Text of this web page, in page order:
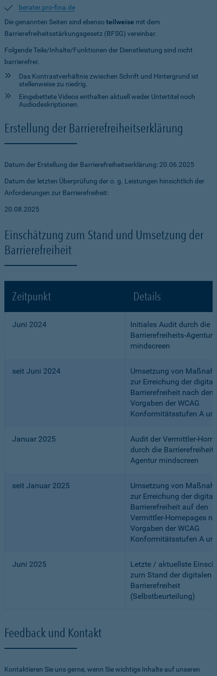
berater.pro-fina.de
Die genannten Seiten sind ebensoteilweise mit dem
Barrierefreiheitsstärkungsgesetz (BFSG) vereinbar.
Folgende Teile/Inhalte/Funktionen der Dienstleistung sind nicht
barrierefrei:
Das Kontrastverhältnis zwischen Schrift und Hintergrund ist
stellenweise zu niedrig.
Eingebettete Videos enthalten aktuell weder Untertitel noch
Audiodeskriptionen.
Erstellung der Barrierefreiheitserklärung
Datum der Erstellung der Barrierefreiheitserklärung: 20.06.2025
Datum der letzten Überprüfung der o. g. Leistungen hinsichtlich der
Anforderungen zur Barrierefreiheit:
20.08.2025
Einschätzung zum Stand und Umsetzung der
Barrierefreiheit
Zeitpunkt Details
Juni 2024
Initiales Audit durch die
Barrierefreiheits-Agentur
mindscreen
seit Juni 2024
Umsetzung von
zur Erreichung der
Barrierefreiheit nach den
Vorgaben der WCAG
Konformitätsstufen A
Januar 2025
Audit der Vermittler-
durch die
Agentur mindscreen
seit Januar 2025
Umsetzung von
zur Erreichung der
Barrierefreiheit auf den
Vermittler-Homepages
Vorgaben der WCAG
Konformitätsstufen A
Juni 2025
Letzte / aktuellste
zum Stand der digitalen
Barrierefreiheit
(Selbstbeurteilung)
Feedback und Kontakt
Kontaktieren Sie uns gerne, wenn Sie wichtige Inhalte auf unseren